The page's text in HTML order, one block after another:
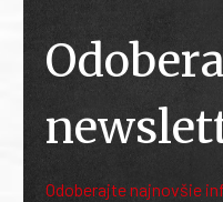
Odoberajte najnovšie